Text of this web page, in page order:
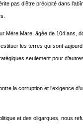
pas d’être précipité dans
Mère Mare, âgée de 104 ans,
les terres qui sont
seulement pour
la corruption et l’exigence
et des oligarques, nous